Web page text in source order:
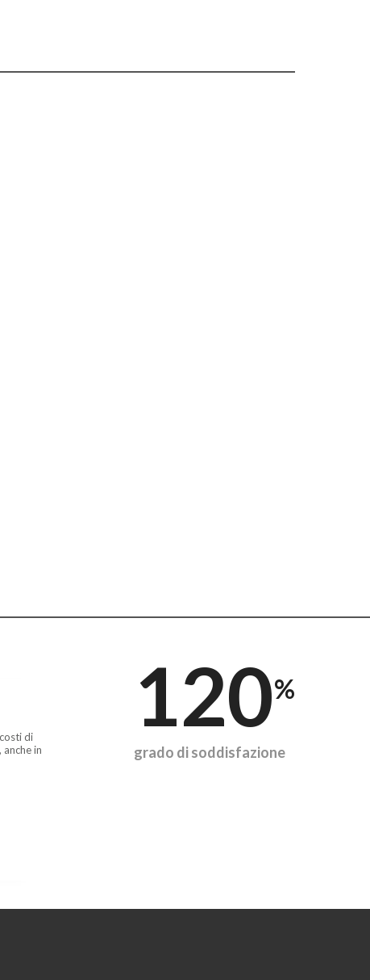
di
in
120%
grado di soddisfazione